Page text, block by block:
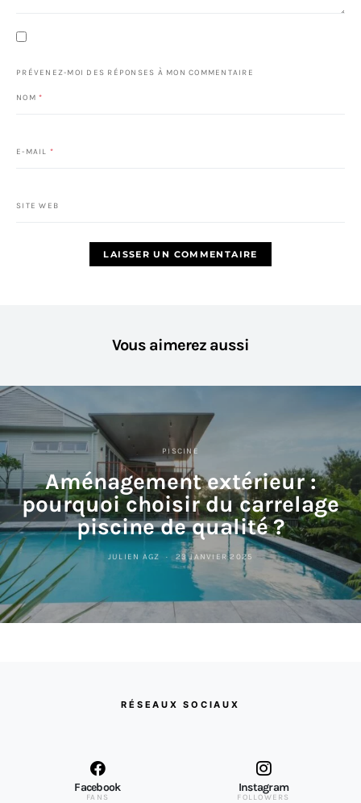
PRÉVENEZ-MOI DES RÉPONSES À MON COMMENTAIRE
NOM *
E-MAIL *
SITE WEB
Vous aimerez aussi
PISCINE
Aménagement extérieur :
pourquoi choisir du carrelage
piscine de qualité ?
JULIEN AGZ 23 JANVIER 2025
RÉSEAUX SOCIAUX
Facebook
FANS
Instagram
FOLLOWERS